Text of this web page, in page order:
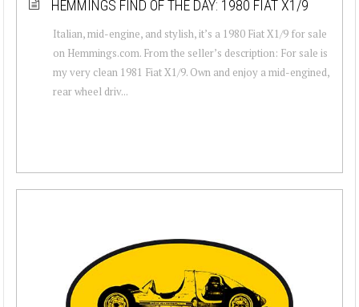
HEMMINGS FIND OF THE DAY: 1980 FIAT X1/9
Italian, mid-engine, and stylish, it’s a 1980 Fiat X1/9 for sale
on Hemmings.com. From the seller’s description: For sale is
my very clean 1981 Fiat X1/9. Own and enjoy a mid-engined,
rear wheel driv...